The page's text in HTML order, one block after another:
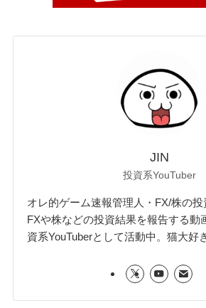
JIN
投資系YouTuber
オレ的ゲーム速報管理人・FX/株の投
FXや株などの投資結果を報告する動
資系YouTuberとして活動中。猫大好